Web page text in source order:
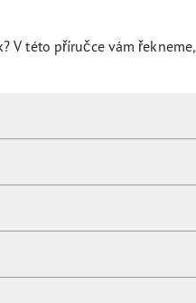
V této příručce vám řekneme,